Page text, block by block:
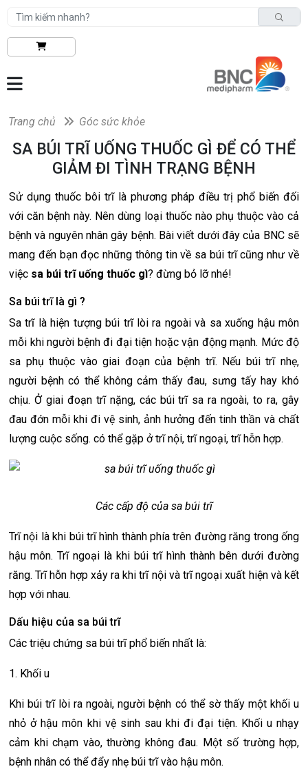
Trang chủ Góc sức khỏe
SA BÚI TRĨ UỐNG THUỐC GÌ ĐỂ CÓ THỂ
GIẢM ĐI TÌNH TRẠNG BỆNH
Sử dụng thuốc bôi trĩ là phương pháp điều trị phổ biến đối
với căn bệnh này. Nên dùng loại thuốc nào phụ thuộc vào cả
bệnh và nguyên nhân gây bệnh. Bài viết dưới đây của BNC sẽ
mang đến bạn đọc những thông tin về sa búi trĩ cũng như về
việc sa búi trĩ uống thuốc gì? đừng bỏ lỡ nhé!
Sa búi trĩ là gì ?
Sa trĩ là hiện tượng búi trĩ lòi ra ngoài và sa xuống hậu môn
mỗi khi người bệnh đi đại tiện hoặc vận động mạnh. Mức độ
sa phụ thuộc vào giai đoạn của bệnh trĩ. Nếu búi trĩ nhẹ,
người bệnh có thể không cảm thấy đau, sưng tấy hay khó
chịu. Ở giai đoạn trĩ nặng, các búi trĩ sa ra ngoài, to ra, gây
đau đớn mỗi khi đi vệ sinh, ảnh hưởng đến tinh thần và chất
lượng cuộc sống. có thể gặp ở trĩ nội, trĩ ngoại, trĩ hỗn hợp.
Các cấp độ của sa búi trĩ
Trĩ nội là khi búi trĩ hình thành phía trên đường răng trong ống
hậu môn. Trĩ ngoại là khi búi trĩ hình thành bên dưới đường
răng. Trĩ hỗn hợp xảy ra khi trĩ nội và trĩ ngoại xuất hiện và kết
hợp với nhau.
Dấu hiệu của sa búi trĩ
Các triệu chứng sa búi trĩ phổ biến nhất là:
1. Khối u
Khi búi trĩ lòi ra ngoài, người bệnh có thể sờ thấy một khối u
nhỏ ở hậu môn khi vệ sinh sau khi đi đại tiện. Khối u nhạy
cảm khi chạm vào, thường không đau. Một số trường hợp,
bệnh nhân có thể đẩy nhẹ búi trĩ vào hậu môn.